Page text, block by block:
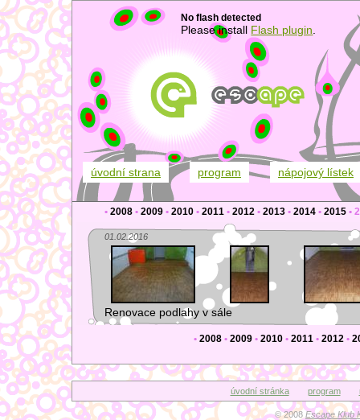
No flash detected
Please install Flash plugin
úvodní strana program nápojový lístek
• 2008 • 2009 • 2010 • 2011 • 2012 • 2013 • 2014 • 2015 •
01.02.2016
Renovace podlahy v sále
• 2008 • 2009 • 2010 • 2011 • 2012 •
úvodní stránka program
© 2008 Escape Klub